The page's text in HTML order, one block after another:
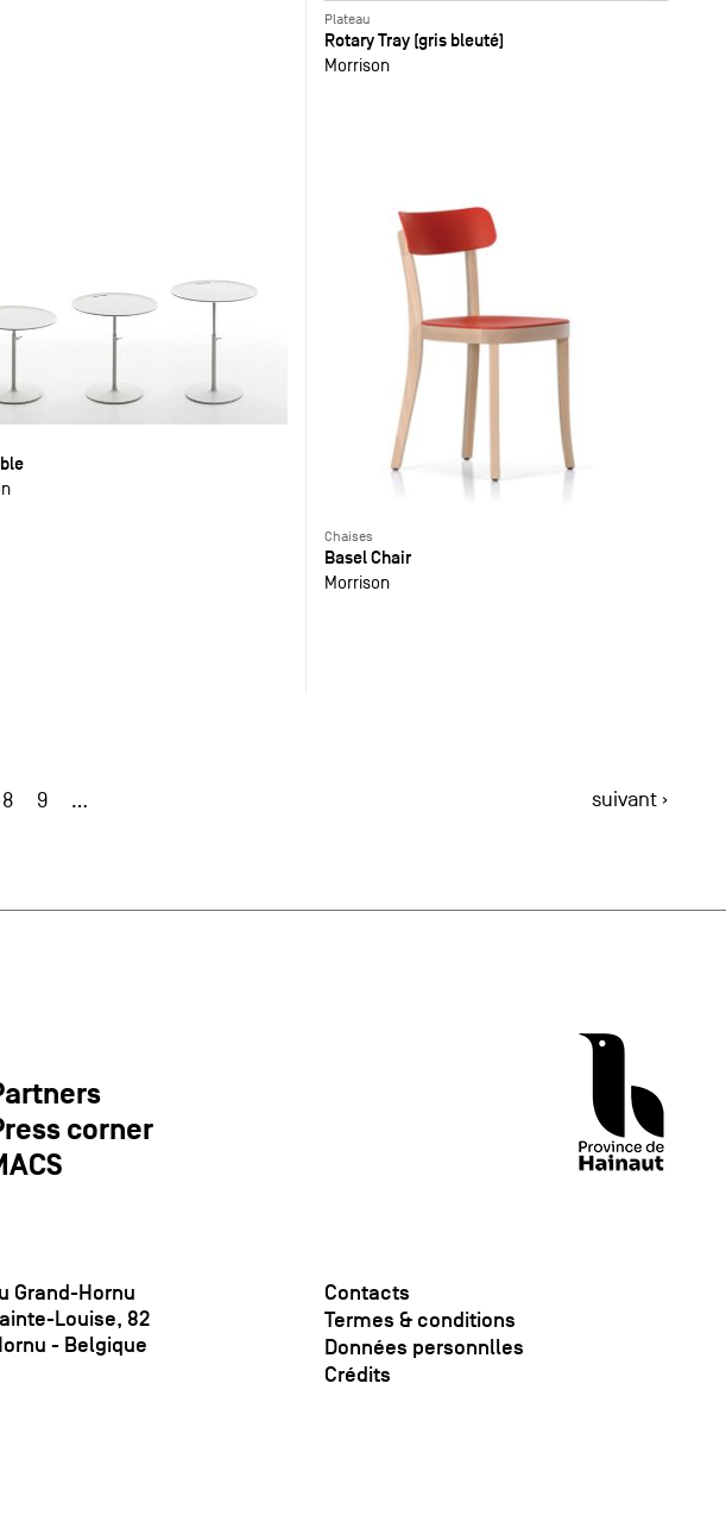
Plateau
Rotary Tray (gris bleuté)
Morrison
Chaises
Basel Chair
Morrison
8 9 … suivant ›
corner
Grand-Hornu
Louise, 82
- Belgique
Contacts
Termes & conditions
Données personnlles
Crédits